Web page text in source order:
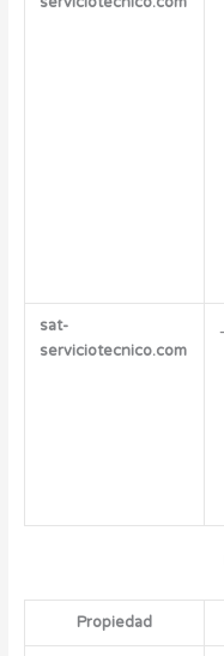
sat-
serviciotecnico.com
Propiedad